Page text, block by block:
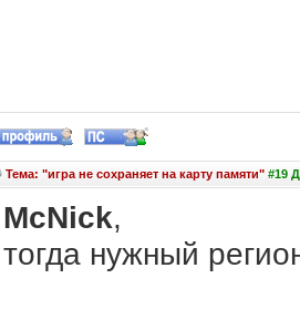
Тема: "игра не сохраняет на карту памяти"#19
McNick,
тогда нужный